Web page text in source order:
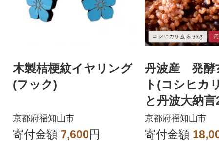
木製桔梗紋イヤリング
(フック)
京都府福知山市
寄付金額 7,600円
丹波産 発酵
ト(コシヒカ
と丹波大納言
京都府福知山市
寄付金額